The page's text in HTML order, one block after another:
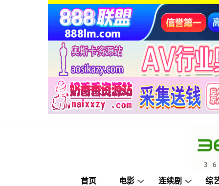
首页 电影 连续剧 综